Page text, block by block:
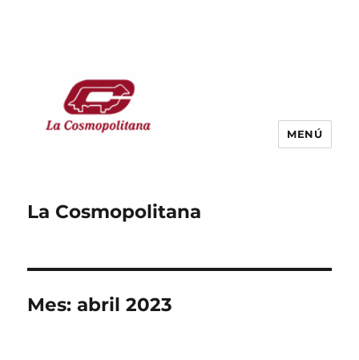
La Cosmopolitana
MENÚ
Mes:abril 2023